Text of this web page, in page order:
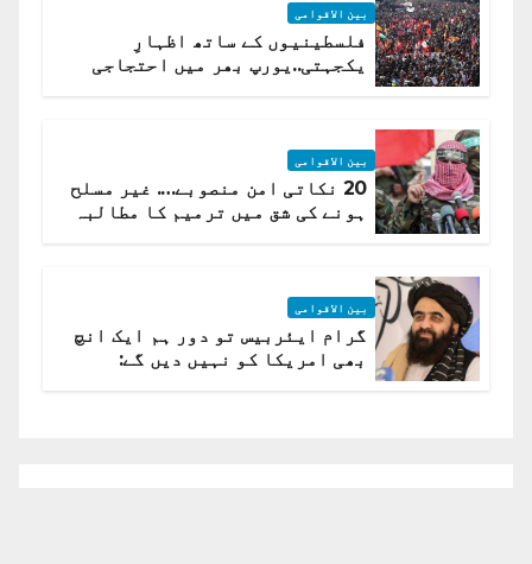
بین الاقوامی
فلسطینیوں کے ساتھ اظہارِ
یکجہتی..یورپ بھر میں احتجاجی
بین الاقوامی
20 نکاتی امن منصوبے…. غیر مسلح
ہونے کی شق میں ترمیم کا مطالبہ
بین الاقوامی
گرام ایئربیس تو دور ہم ایک انچ
بھی امریکا کو نہیں دیں گے: